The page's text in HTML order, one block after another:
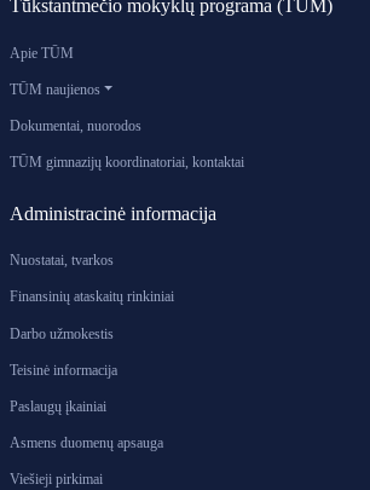
Tūkstantmečio mokyklų programa (TŪM)
Apie TŪM
TŪM naujienos
Dokumentai, nuorodos
TŪM gimnazijų koordinatoriai, kontaktai
Administracinė informacija
Nuostatai, tvarkos
Finansinių ataskaitų rinkiniai
Darbo užmokestis
Teisinė informacija
Paslaugų įkainiai
Asmens duomenų apsauga
Viešieji pirkimai